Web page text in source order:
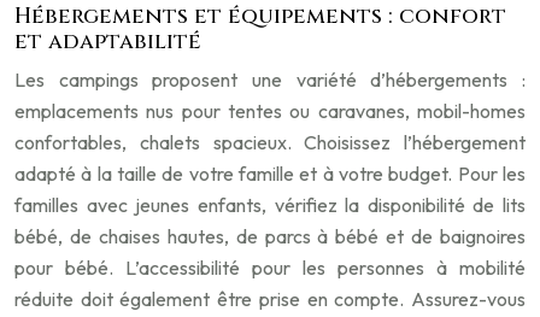
Hébergements et équipements : confort
et adaptabilité
Les campings proposent une variété d’hébergements :
emplacements nus pour tentes ou caravanes, mobil-homes
confortables, chalets spacieux. Choisissez l’hébergement
adapté à la taille de votre famille et à votre budget. Pour les
familles avec jeunes enfants, vérifiez la disponibilité de lits
bébé, de chaises hautes, de parcs à bébé et de baignoires
pour bébé. L’accessibilité pour les personnes à mobilité
réduite doit également être prise en compte. Assurez-vous